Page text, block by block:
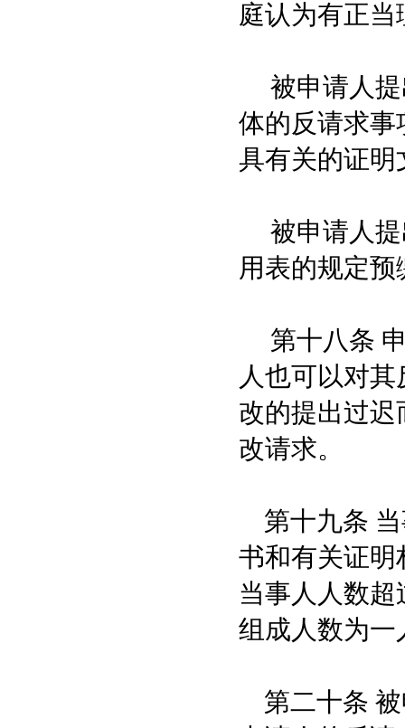
庭认为有正
被申请人提
体的反请求事
具有关的证明
被申请人提
用表的规定
第十八条 申
人也可以对
改的提出过
改请求。
第十九条 当
书和有关证明
当事人人数
组成人数为一
第二十条 被